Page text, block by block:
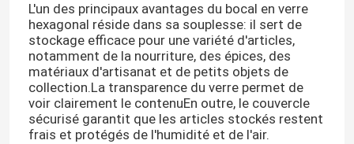
L'un des principaux avantages du bocal en verre
hexagonal réside dans sa souplesse: il sert de
stockage efficace pour une variété d'articles,
notamment de la nourriture, des épices, des
matériaux d'artisanat et de petits objets de
collection.La transparence du verre permet de
voir clairement le contenuEn outre, le couvercle
sécurisé garantit que les articles stockés restent
frais et protégés de l'humidité et de l'air.